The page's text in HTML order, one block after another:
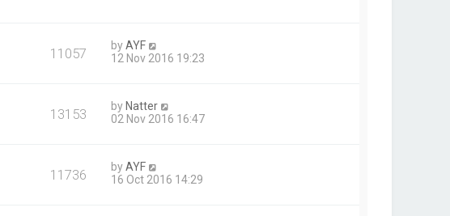
11057 byAYF
12 Nov 2016 19:23
13153 byNatter
02 Nov 2016 16:47
11736 byAYF
16 Oct 2016 14:29